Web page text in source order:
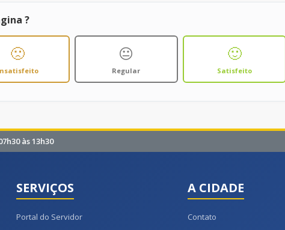
?
🙁 😐
Regular
🙂
Satisfeito
às 13h30
SERVIÇOS
Portal do Servidor
A CIDADE
Contato